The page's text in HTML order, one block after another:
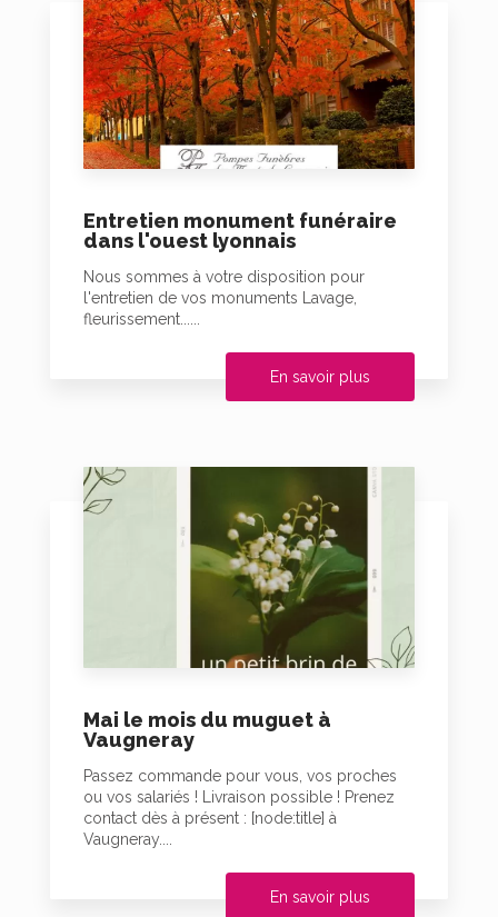
Entretien monument funéraire
dans l'ouest lyonnais
Nous sommes à votre disposition pour
l'entretien de vos monuments Lavage,
fleurissement......
En savoir plus
Mai le mois du muguet à
Vaugneray
Passez commande pour vous, vos proches
ou vos salariés ! Livraison possible ! Prenez
contact dès à présent : [node:title] à
Vaugneray....
En savoir plus